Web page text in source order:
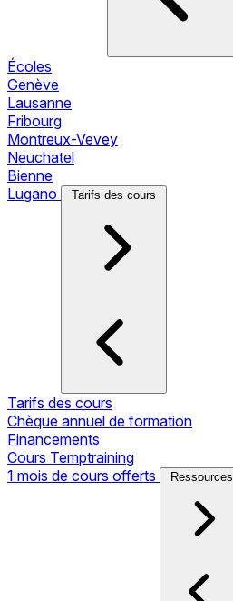
Écoles
Genève
Lausanne
Fribourg
Montreux-Vevey
Neuchatel
Bienne
Lugano
Tarifs des cours
Tarifs des cours
Chèque annuel de formation
Financements
Cours Temptraining
1 mois de cours offerts
Ressources